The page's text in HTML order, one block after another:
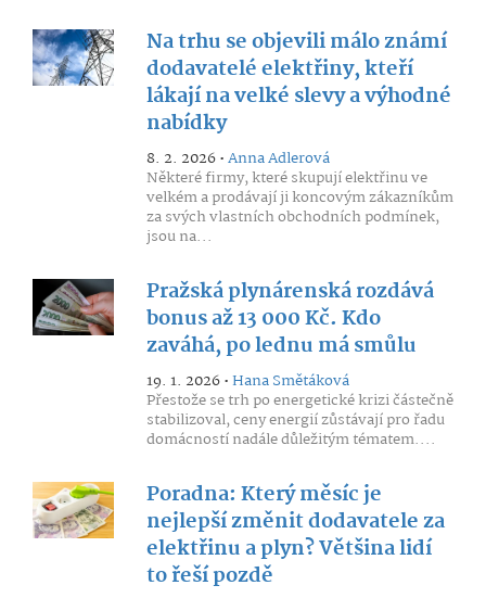
Na trhu se objevili málo známí
dodavatelé elektřiny, kteří
lákají na velké slevy a výhodné
nabídky
8. 2. 2026 •Anna Adlerová
Některé firmy, které skupují elektřinu ve
velkém a prodávají ji koncovým zákazníkům
za svých vlastních obchodních podmínek,
jsou na...
Pražská plynárenská rozdává
bonus až 13 000 Kč. Kdo
zaváhá, po lednu má smůlu
19. 1. 2026 •Hana Smětáková
Přestože se trh po energetické krizi částečně
stabilizoval, ceny energií zůstávají pro řadu
domácností nadále důležitým tématem....
Poradna: Který měsíc je
nejlepší změnit dodavatele za
elektřinu a plyn? Většina lidí
to řeší pozdě